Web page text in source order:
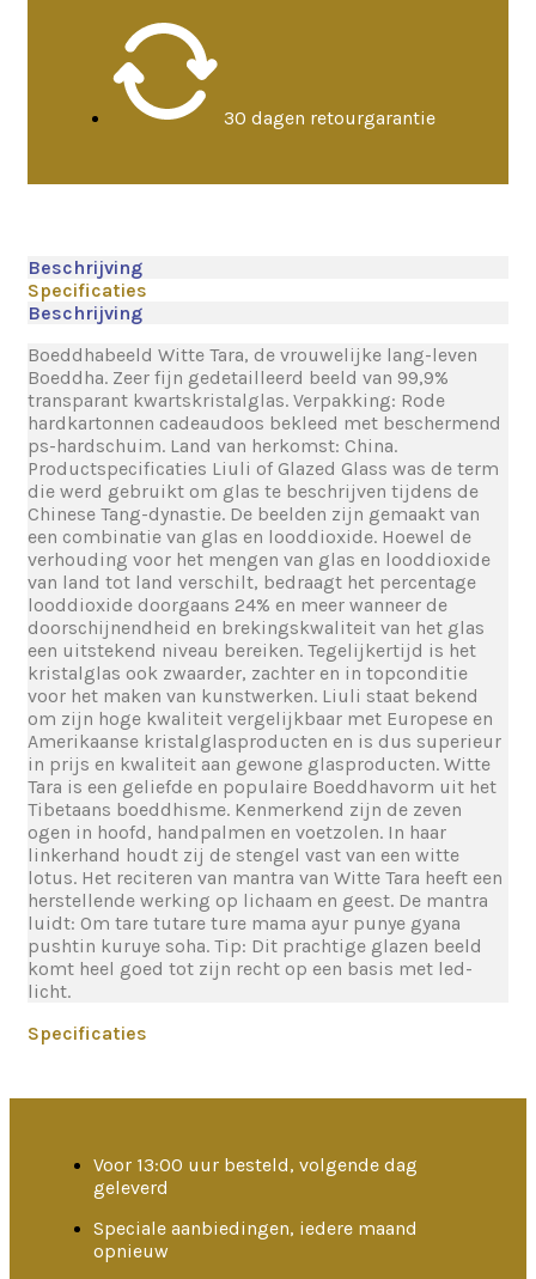
30 dagen retourgarantie
Beschrijving
Specificaties
Beschrijving
Boeddhabeeld Witte Tara, de vrouwelijke lang-leven
Boeddha. Zeer fijn gedetailleerd beeld van 99,9%
transparant kwartskristalglas. Verpakking: Rode
hardkartonnen cadeaudoos bekleed met beschermend
ps-hardschuim.​ Land van herkomst: China.
Productspecificaties Liuli of Glazed Glass was de term
die werd gebruikt om glas te beschrijven tijdens de
Chinese Tang-dynastie. De beelden zijn gemaakt van
een combinatie van glas en looddioxide. Hoewel de
verhouding voor het mengen van glas en looddioxide
van land tot land verschilt, bedraagt ​​het percentage
looddioxide doorgaans 24% en meer wanneer de
doorschijnendheid en brekingskwaliteit van het glas
een uitstekend niveau bereiken. Tegelijkertijd is het
kristalglas ook zwaarder, zachter en in topconditie
voor het maken van kunstwerken. Liuli staat bekend
om zijn hoge kwaliteit vergelijkbaar met Europese en
Amerikaanse kristalglasproducten en is dus superieur
in prijs en kwaliteit aan gewone glasproducten. Witte
Tara is een geliefde en populaire Boeddhavorm uit het
Tibetaans boeddhisme. Kenmerkend zijn de zeven
ogen in hoofd, handpalmen en voetzolen. In haar
linkerhand houdt zij de stengel vast van een witte
lotus. Het reciteren van mantra van Witte Tara heeft een
herstellende werking op lichaam en geest. De mantra
luidt: Om tare tutare ture mama ayur punye gyana
pushtin kuruye soha. Tip: Dit prachtige glazen beeld
komt heel goed tot zijn recht op een basis met led-
licht.
Specificaties
Voor 13:00 uur besteld, volgende dag
geleverd
Speciale aanbiedingen, iedere maand
opnieuw